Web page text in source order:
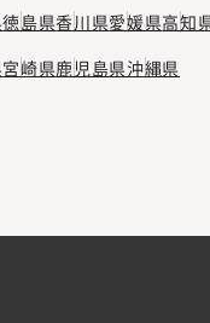
徳島県香川県愛媛県高知
宮崎県鹿児島県沖縄県